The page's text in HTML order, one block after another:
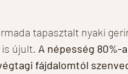
tapasztalt nyaki
újult. A népesség 80%-
fájdalomtól